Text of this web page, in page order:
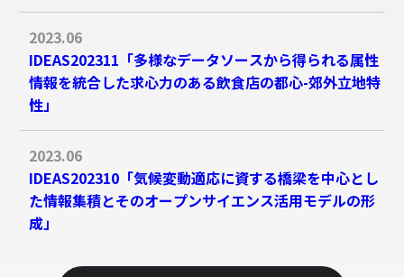
2023.06
IDEAS202311「多様なデータソースから得られる属性
情報を統合した求心力のある飲食店の都心-郊外立地特
性」
2023.06
IDEAS202310「気候変動適応に資する橋梁を中心とし
た情報集積とそのオープンサイエンス活用モデルの形
成」